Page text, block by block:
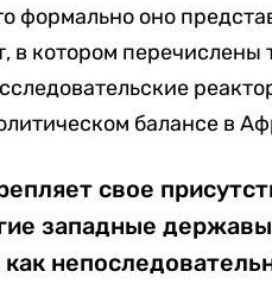
формально оно
в котором перечислены
балансе в
свое
западные